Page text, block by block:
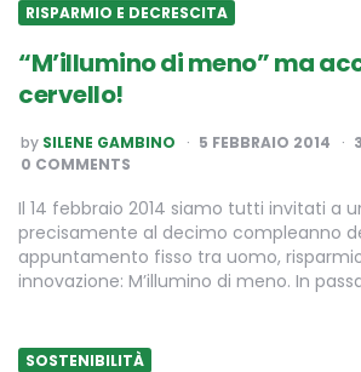
RISPARMIO E DECRESCITA
“M’illumino di meno” ma
cervello!
POSTED
BY
by SILENE GAMBINO 5 FEBBRAIO 2014 3
0 COMMENTS
Il 14 febbraio 2014 siamo tutti invitati a
precisamente al decimo compleanno
appuntamento fisso tra uomo,
innovazione: M’illumino di meno. In
SOSTENIBILITÀ